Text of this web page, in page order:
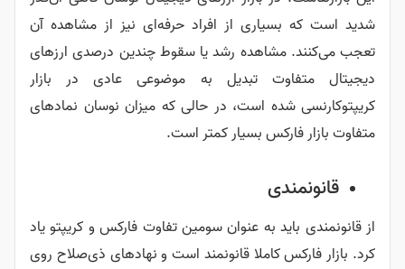
شدید است که بسیاری از افراد حرفه‌ای نیز از مشاهده آن
تعجب می‌کنند. مشاهده رشد یا سقوط چندین درصدی ارزهای
دیجیتال متفاوت تبدیل به موضوعی عادی در بازار
کریپتوکارنسی شده است، در حالی که میزان نوسان نمادهای
متفاوت بازار فارکس بسیار کمتر است.
قانونمندی
از قانونمندی باید به عنوان سومین تفاوت فارکس و کریپتو یاد
کرد. بازار فارکس کاملا قانونمند است و نهادهای ذی‌صلاح روی